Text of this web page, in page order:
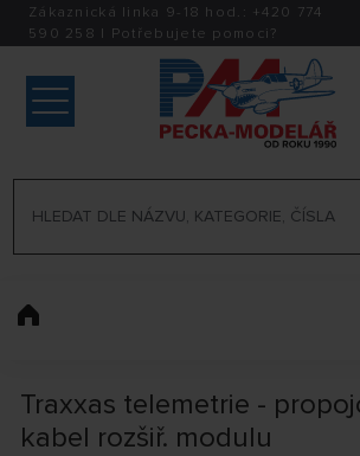
Zákaznická linka 9-18 hod.: +420 774
590 258 | Potřebujete pomoci?
Traxxas telemetrie -
kabel rozšiř. modulu